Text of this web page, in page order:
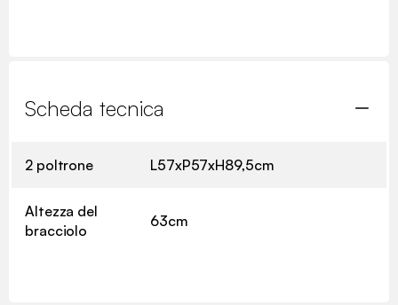
Scheda tecnica
2 poltrone L57xP57xH89,5cm
Altezza del
bracciolo
63cm